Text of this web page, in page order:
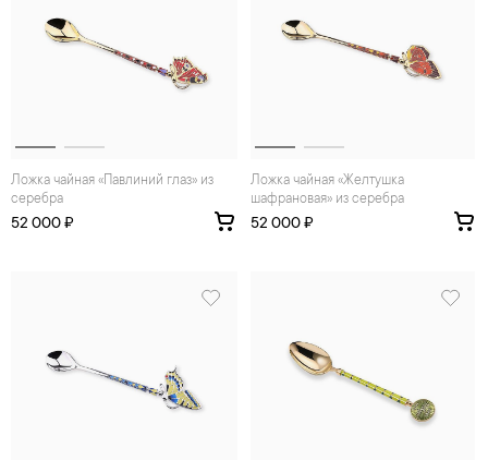
Ложка чайная «Павлиний глаз» из
серебра
52 000 ₽
Ложка чайная «Желтушка
шафрановая» из серебра
52 000 ₽